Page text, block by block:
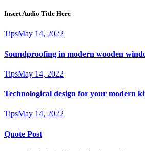
Insert Audio Title Here
TipsMay 14, 2022
Soundproofing in modern wooden
TipsMay 14, 2022
Technological design for your modern
TipsMay 14, 2022
Quote Post